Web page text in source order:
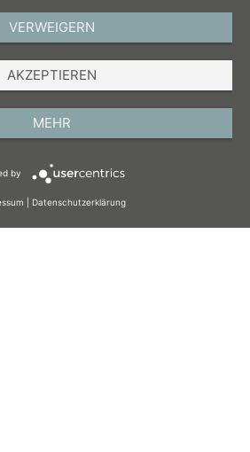
VERWEIGERN
AKZEPTIEREN
MEHR
by
Datenschutzerklärung